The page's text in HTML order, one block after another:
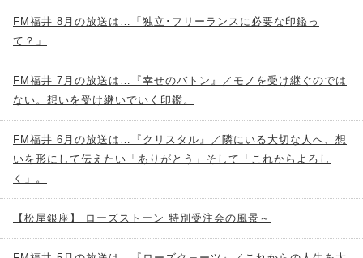
FM福井 8月の放送は…「独立･フリーランスに必要な印鑑っ
て？」
FM福井 7月の放送は…『幸せのバトン』／モノを受け継ぐのでは
ない。想いを受け継いでいく印鑑。
FM福井 6月の放送は…『クリスタル』／隣にいる大切な人へ、想
いを形にして伝えたい「ありがとう」そして「これからよろし
く」。
【松屋銀座】 ローズストーン 特別受注会の風景～